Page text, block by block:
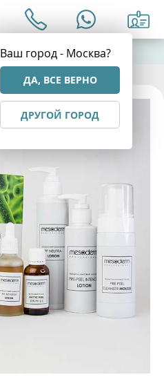
Ваш город - Москва?
ДА, ВСЕ ВЕРНО
ДРУГОЙ ГОРОД